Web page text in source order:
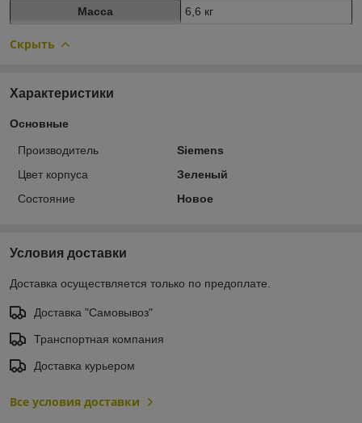
Масса
6,6 кг
Скрыть
Характеристики
Основные
Производитель
Siemens
Цвет корпуса
Зеленый
Состояние
Новое
Условия доставки
Доставка осуществляется только по предоплате.
Доставка "Самовывоз"
Транспортная компания
Доставка курьером
Все условия доставки